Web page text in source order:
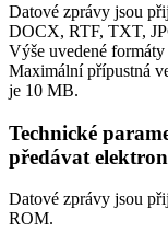
Datové zprávy jsou
DOCX, RTF, TXT,
Výše uvedené
Maximální přípustná
je 10 MB.
Technické
předávat
Datové zprávy jsou
ROM.